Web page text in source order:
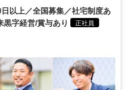
以上／全国募集／社宅制度あ
黒字経営/賞与あり
正社員